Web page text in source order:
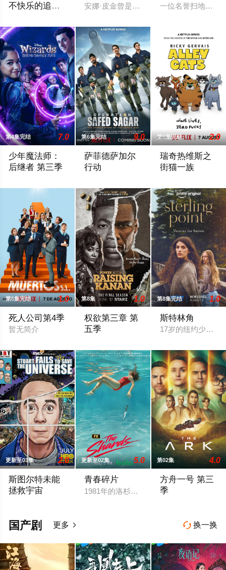
不快乐的追
史
安娜·皮金曾是个都市丽人，一场毁灭性
一位名誉扫地的拳
第4集完结 7.0
少年魔法师：
后继者 第三季
第6集完结 9.0
萨菲德萨加尔
行动
第6集完结 2.0
瑞奇热维斯之
街猫一族
第6集完结 1.0
死人公司第4季
暂无简介
第8集 1.0
权欲第三章 第
五季
第8集完结 1.0
斯特林角
17岁的纽约少女
更新至03集 2.0
斯图尔特未能
拯救宇宙
更新至02集 5.0
青春碎片
1981年的洛杉矶 ，一班精英名校的高中
第02集 4.0
方舟一号 第三
季
 换一换
国产剧 更多 